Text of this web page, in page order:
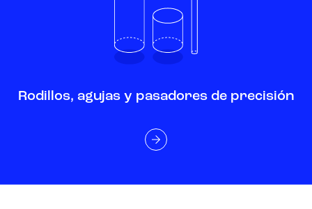
Rodillos, agujas y pasadores de precisión